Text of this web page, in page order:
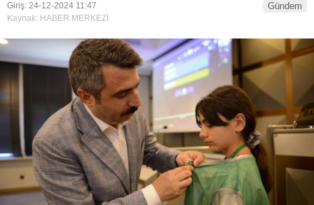
Giriş: 24-12-2024 11:47
Kaynak: HABER MERKEZİ
Gündem